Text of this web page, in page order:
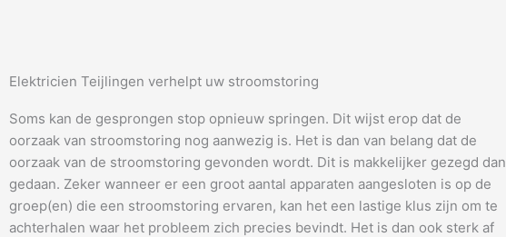
Elektricien Teijlingen verhelpt uw stroomstoring
Soms kan de gesprongen stop opnieuw springen. Dit wijst erop dat de
oorzaak van stroomstoring nog aanwezig is. Het is dan van belang dat de
oorzaak van de stroomstoring gevonden wordt. Dit is makkelijker gezegd dan
gedaan. Zeker wanneer er een groot aantal apparaten aangesloten is op de
groep(en) die een stroomstoring ervaren, kan het een lastige klus zijn om te
achterhalen waar het probleem zich precies bevindt. Het is dan ook sterk af